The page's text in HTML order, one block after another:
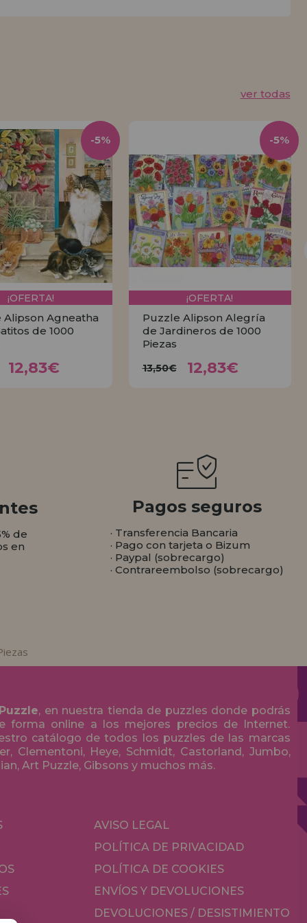
ver todas
¡OFERTA!
Alipson Agneatha
de 1000
12,83€
-5%
¡OFERTA!
Puzzle Alipson Alegría
de Jardineros de 1000
Piezas
13,50€ 12,83€
-5%
de
en
Pagos seguros
· Transferencia Bancaria
· Pago con tarjeta o Bizum
· Paypal (sobrecargo)
· Contrareembolso (sobrecargo)
, en nuestra tienda de puzzles donde podrás
forma online a los mejores precios de Internet.
catálogo de todos los puzzles de las marcas
Clementoni, Heye, Schmidt, Castorland, Jumbo,
Art Puzzle, Gibsons y muchos más.
AVISO LEGAL
POLÍTICA DE PRIVACIDAD
POLÍTICA DE COOKIES
ENVÍOS Y DEVOLUCIONES
DEVOLUCIONES / DESISTIMIENTO